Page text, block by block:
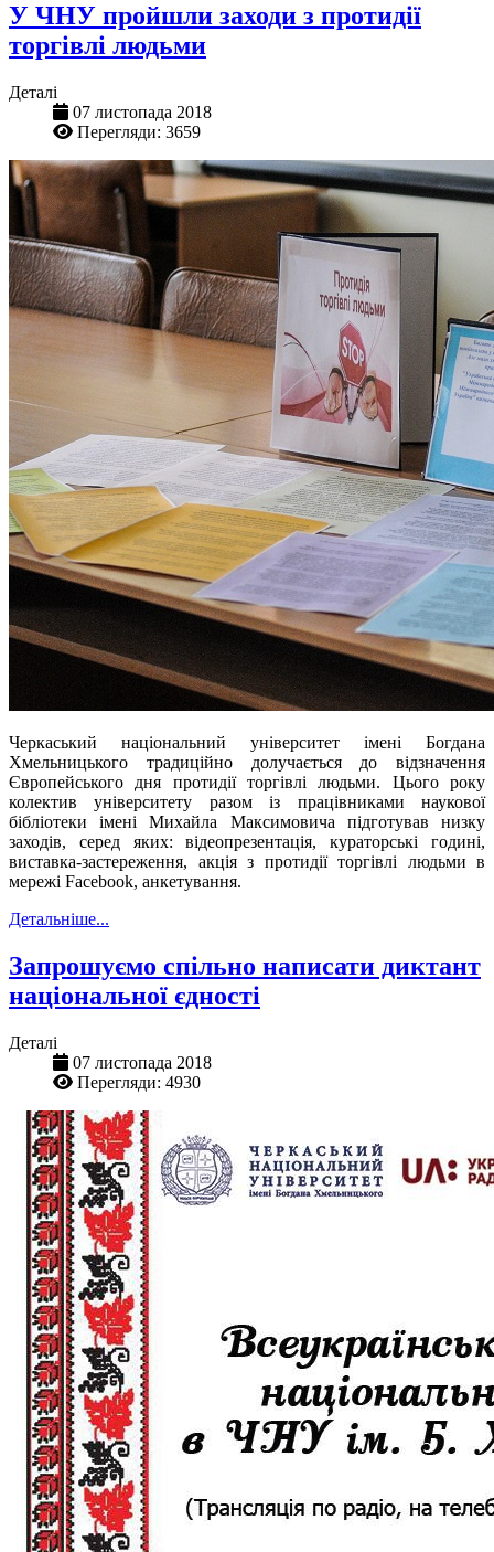
У ЧНУ пройшли заходи з протидії
торгівлі людьми
Деталі
07 листопада 2018
Перегляди: 3659
Черкаський національний університет імені Богдана
Хмельницького традиційно долучається до відзначення
Європейського дня протидії торгівлі людьми. Цього року
колектив університету разом із працівниками наукової
бібліотеки імені Михайла Максимовича підготував низку
заходів, серед яких: відеопрезентація, кураторські годині,
виставка-застереження, акція з протидії торгівлі людьми в
мережі Facebook, анкетування.
Детальніше...
Запрошуємо спільно написати диктант
національної єдності
Деталі
07 листопада 2018
Перегляди: 4930